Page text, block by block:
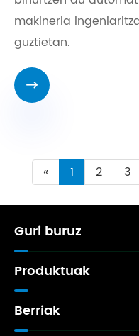
makineria
guztietan.

« 1 2 3
Guri buruz
Produktuak
Berriak